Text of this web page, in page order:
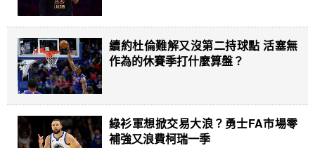
續約杜倫難解又沒第二持球點 活塞無
作為的休賽季打什麼算盤？
綠衫軍想掀交易大浪？勇士FA市場零
補強又浪費柯瑞一季